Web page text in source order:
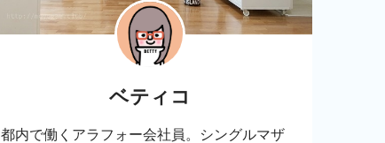
ベティコ
都内で働くアラフォー会社員。シングルマザ